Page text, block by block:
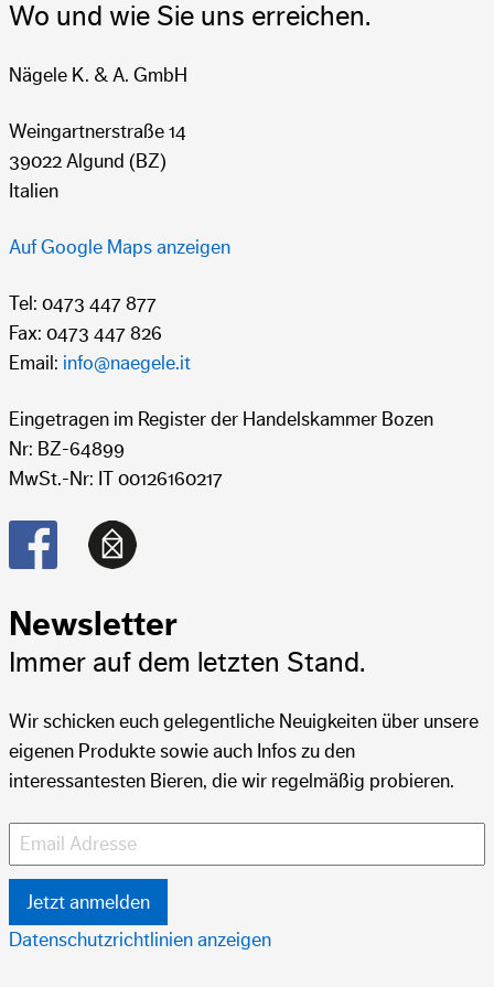
Post- & Premix
Apfelschorle Scool
Wo und wie Sie uns erreichen.
Nägele K. & A. GmbH
Weingartnerstraße 14
39022 Algund (BZ)
Italien
Auf Google Maps anzeigen
Tel: 0473 447 877
Fax: 0473 447 826
Email: info@naegele.it
Eingetragen im Register der Handelskammer Bozen
Nr: BZ-64899
MwSt.-Nr: IT 00126160217
Newsletter
Immer auf dem letzten Stand.
Wir schicken euch gelegentliche Neuigkeiten über unsere
eigenen Produkte sowie auch Infos zu den
interessantesten Bieren, die wir regelmäßig probieren.
Datenschutzrichtlinien anzeigen